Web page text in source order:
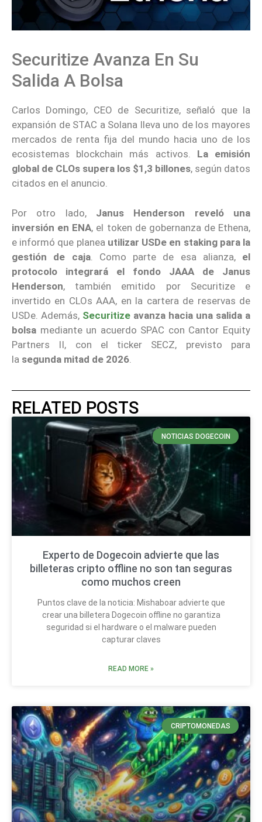
Securitize Avanza En Su
Salida A Bolsa
Carlos Domingo, CEO de Securitize, señaló que la
expansión de STAC a Solana lleva uno de los mayores
mercados de renta fija del mundo hacia uno de los
ecosistemas blockchain más activos. La emisión
global de CLOs supera los $1,3 billones, según datos
citados en el anuncio.
Por otro lado, Janus Henderson reveló una
inversión en ENA, el token de gobernanza de Ethena,
e informó que planea utilizar USDe en staking para la
gestión de caja. Como parte de esa alianza, el
protocolo integrará el fondo JAAA de Janus
Henderson, también emitido por Securitize e
invertido en CLOs AAA, en la cartera de reservas de
USDe. Además, Securitize avanza hacia una salida a
bolsa mediante un acuerdo SPAC con Cantor Equity
Partners II, con el ticker SECZ, previsto para
la segunda mitad de 2026
RELATED POSTS
NOTICIAS DOGECOIN
Experto de Dogecoin advierte que las
billeteras cripto offline no son tan seguras
como muchos creen
Puntos clave de la noticia: Mishaboar advierte que
crear una billetera Dogecoin offline no garantiza
seguridad si el hardware o el malware pueden
capturar claves
READ MORE »
CRIPTOMONEDAS